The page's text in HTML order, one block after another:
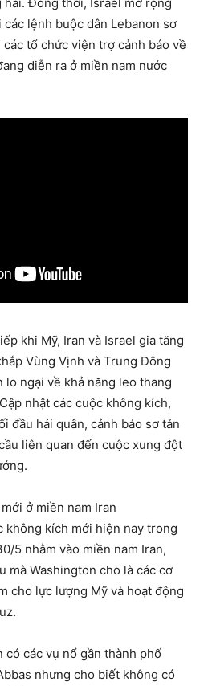
hải. Đồng thời, Israel mở rộng
lệnh buộc dân Lebanon sơ
tổ chức viện trợ cảnh báo về
diễn ra ở miền nam nước
khi Mỹ, Iran và Israel gia tăng
Vùng Vịnh và Trung Đông
lo ngại về khả năng leo thang
nhật các cuộc không kích,
đầu hải quân, cảnh báo sơ tán
liên quan đến cuộc xung đột
ở miền nam Iran
không kích mới hiện nay trong
5 nhằm vào miền nam Iran,
mà Washington cho là các cơ
cho lực lượng Mỹ và hoạt động
các vụ nổ gần thành phố
nhưng cho biết không có